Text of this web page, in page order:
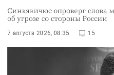
Синкявичюс опроверг слова
об угрозе со стороны России
7 августа 2026, 08:35 15